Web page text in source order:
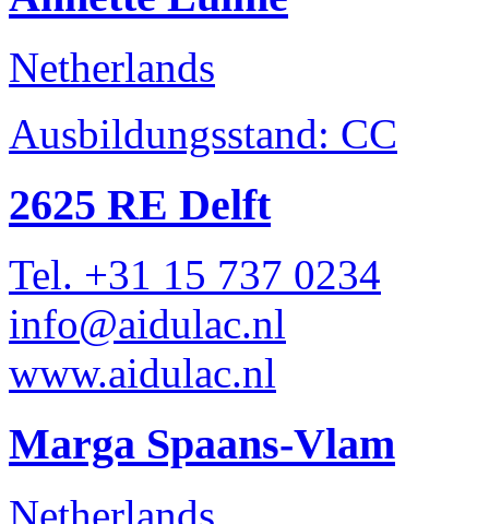
Netherlands
Ausbildungsstand: CC
2625 RE Delft
Tel. +31 15 737 0234
info@aidulac.nl
www.aidulac.nl
Marga Spaans-Vlam
Netherlands